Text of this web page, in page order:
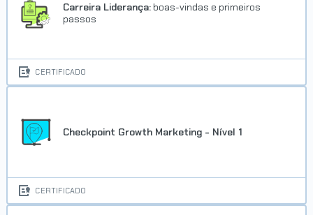
Carreira Liderança: boas-vindas e primeiros
passos
CERTIFICADO
Checkpoint Growth Marketing - Nível 1
CERTIFICADO